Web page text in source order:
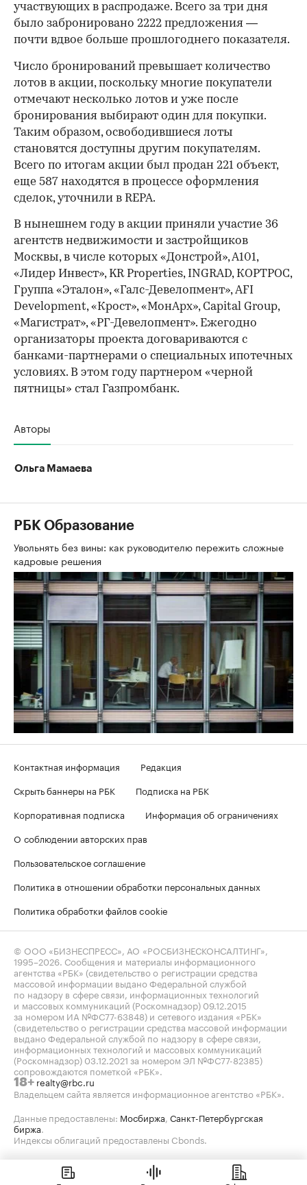
участвующих в распродаже. Всего за три дня
было забронировано 2222 предложения —
почти вдвое больше прошлогоднего показателя.
Число бронирований превышает количество
лотов в акции, поскольку многие покупатели
отмечают несколько лотов и уже после
бронирования выбирают один для покупки.
Таким образом, освободившиеся лоты
становятся доступны другим покупателям.
Всего по итогам акции был продан 221 объект,
еще 587 находятся в процессе оформления
сделок, уточнили в REPA.
В нынешнем году в акции приняли участие 36
агентств недвижимости и застройщиков
Москвы, в числе которых «Донстрой», А101,
«Лидер Инвест», KR Properties, INGRAD, КОРТРОС,
Группа «Эталон», «Галс-Девелопмент», AFI
Development, «Крост», «МонАрх», Capital Group,
«Магистрат», «РГ-Девелопмент». Ежегодно
организаторы проекта договариваются с
банками-партнерами о специальных ипотечных
условиях. В этом году партнером «черной
пятницы» стал Газпромбанк.
Авторы
Ольга Мамаева
РБК Образование
Увольнять без вины: как руководителю пережить сложные
кадровые решения
Контактная информация
Редакция
Скрыть баннеры на РБК
Подписка на РБК
Корпоративная подписка
Информация об ограничениях
О соблюдении авторских прав
Пользовательское соглашение
Политика в отношении обработки персональных данных
Политика обработки файлов cookie
© ООО «БИЗНЕСПРЕСС», АО «РОСБИЗНЕСКОНСАЛТИНГ»,
1995–2026 . Сообщения и материалы информационного
агентства «РБК» (свидетельство о регистрации средства
массовой информации выдано Федеральной службой
по надзору в сфере связи, информационных технологий
и массовых коммуникаций (Роскомнадзор) 09.12.2015
за номером ИА №ФС77-63848) и сетевого издания «РБК»
(свидетельство о регистрации средства массовой информации
выдано Федеральной службой по надзору в сфере связи,
информационных технологий и массовых коммуникаций
(Роскомнадзор) 03.12.2021 за номером ЭЛ №ФС77-82385)
сопровождаются пометкой «РБК».
18+ realty@rbc.ru
Владельцем сайта является информационное агентство «РБК».
Данные предоставлены: Мосбиржа Санкт-Петербургская
биржа
Индексы облигаций предоставлены Cbonds.